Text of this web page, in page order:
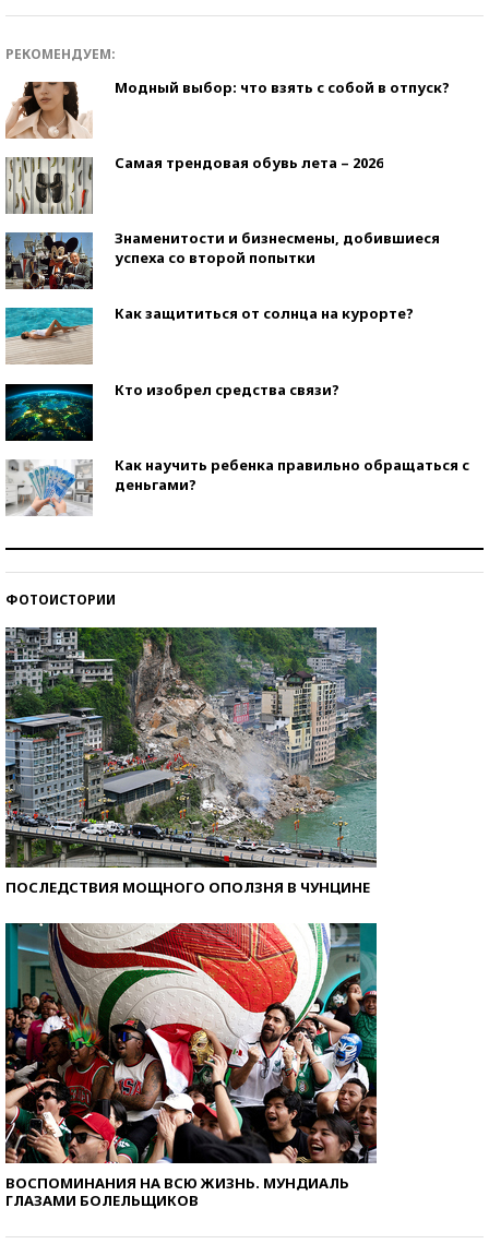
РЕКОМЕНДУЕМ:
Модный выбор: что взять с собой в отпуск?
Самая трендовая обувь лета – 2026
Знаменитости и бизнесмены, добившиеся
успеха со второй попытки
Как защититься от солнца на курорте?
Кто изобрел средства связи?
Как научить ребенка правильно обращаться с
деньгами?
ФОТОИСТОРИИ
ПОСЛЕДСТВИЯ МОЩНОГО ОПОЛЗНЯ В ЧУНЦИНЕ
ВОСПОМИНАНИЯ НА ВСЮ ЖИЗНЬ. МУНДИАЛЬ
ГЛАЗАМИ БОЛЕЛЬЩИКОВ